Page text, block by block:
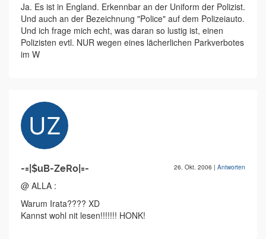
Ja. Es ist in England. Erkennbar an der Uniform der Polizist.
Und auch an der Bezeichnung "Police" auf dem Polizeiauto.
Und ich frage mich echt, was daran so lustig ist, einen
Polizisten evtl. NUR wegen eines lächerlichen Parkverbotes
im W
-=|$uB-ZeRo|=- 26. Okt. 2006 | Antworten
@ ALLA :
Warum Irata???? XD
Kannst wohl nit lesen!!!!!!! HONK!